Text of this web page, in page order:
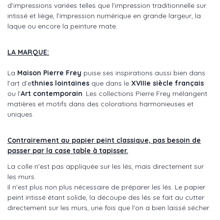
d’impressions variées telles que l’impression traditionnelle sur
intissé et liège, l’impression numérique en grande largeur, la
laque ou encore la peinture mate.
LA MARQUE:
La Maison Pierre Frey puise ses inspirations aussi bien dans
l’art d’ethnies lointaines que dans le XVIIIe siècle français
ou l’Art contemporain. Les collections Pierre Frey mélangent
matières et motifs dans des colorations harmonieuses et
uniques.
Contrairement au papier peint classique, pas besoin de
passer par la case table à tapisser.
La colle n'est pas appliquée sur les lés, mais directement sur
les murs.
Il n'est plus non plus nécessaire de préparer les lés. Le papier
peint intissé étant solide, la découpe des lés se fait au cutter
directement sur les murs, une fois que l'on a bien laissé sécher.